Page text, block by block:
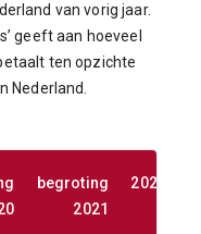
van vorig jaar.
geeft aan hoeveel
ten opzichte
Nederland.
begroting
2021
2022